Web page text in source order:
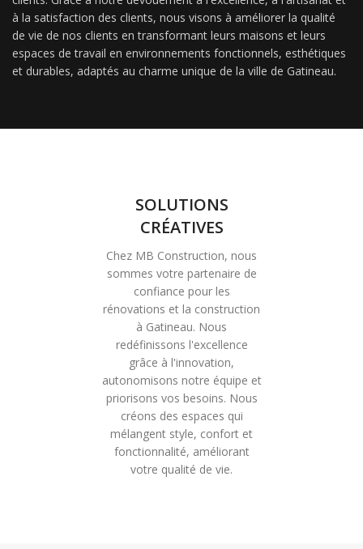
à la satisfaction des clients, nous visons à améliorer la qualité
de vie de nos clients en transformant leurs maisons et leurs
espaces de travail en environnements fonctionnels, esthétiques
et durables, adaptés au charme unique de la ville de Gatineau.
SOLUTIONS
CRÉATIVES
Chez MB Construction, nous
sommes votre partenaire de
confiance pour les
rénovations et la construction
à Gatineau. Nous
redéfinissons l'excellence
grâce à l'innovation,
autonomisons notre équipe et
priorisons vos besoins. Nous
créons des espaces qui
mélangent style, confort et
fonctionnalité, améliorant
votre qualité de vie.